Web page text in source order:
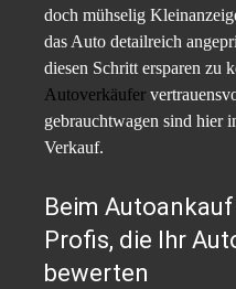
doch mühselig
das Auto detailreich
diesen Schritt ersparen zu
Autoverkäufer
gebrauchtwagen sind hier
Verkauf.
Beim
Profis, die Ihr
bewerten